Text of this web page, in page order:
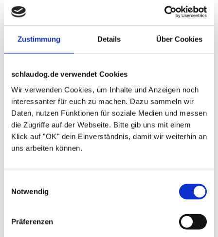
Zustimmung Details Über Cookies
schlaudog.de verwendet Cookies
Wir verwenden Cookies, um Inhalte und Anzeigen noch
interessanter für euch zu machen. Dazu sammeln wir
Daten, nutzen Funktionen für soziale Medien und messen
die Zugriffe auf der Webseite. Bitte gib uns mit einem
Klick auf "OK" dein Einverständnis, damit wir weiterhin an
uns arbeiten können.
Notwendig
Präferenzen
Hund bellt und Du ihn im lautstarken Ton zur
bellen. Bleib ruhig und gib ihm eine klare
Anweisung, dass er ruhig sein und mit dem
Bellen aufhören soll. Verstummt er, belohnst
Du das Verhalten umgehend mit einem
Leckerli oder mit einer Streicheleinheit.
schlaudog-Tipp: Verhalte dich so wie du es
von deinem Hund wünscht. Soll er aufhören zu
bellen und ruhig sein, sprich ruhig mit ihm.
dich um und ignoriere ihn.
7. | Aus dem Alleinbleiben machst Du